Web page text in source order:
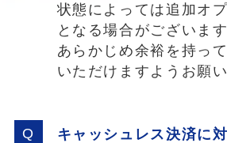
状態によっては追加オ
となる場合がございます
あらかじめ余裕を持っ
いただけますようお願
キャッシュレス決済に